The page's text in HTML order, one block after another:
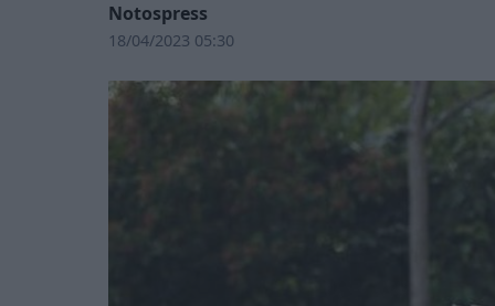
Notospress
18/04/2023 05:30